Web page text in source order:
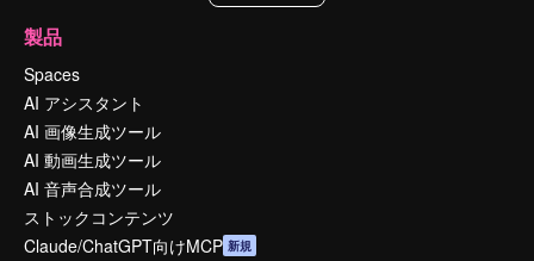
製品
Spaces
AI アシスタント
AI 画像生成ツール
AI 動画生成ツール
AI 音声合成ツール
ストックコンテンツ
Claude/ChatGPT向けMCP 新規